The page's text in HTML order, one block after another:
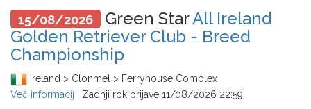
15/08/2026 Green StarAll Ireland
Golden Retriever Club - Breed
Championship
Ireland > Clonmel > Ferryhouse Complex
Več informacij
| Zadnji rok prijave 11/08/2026 22:59